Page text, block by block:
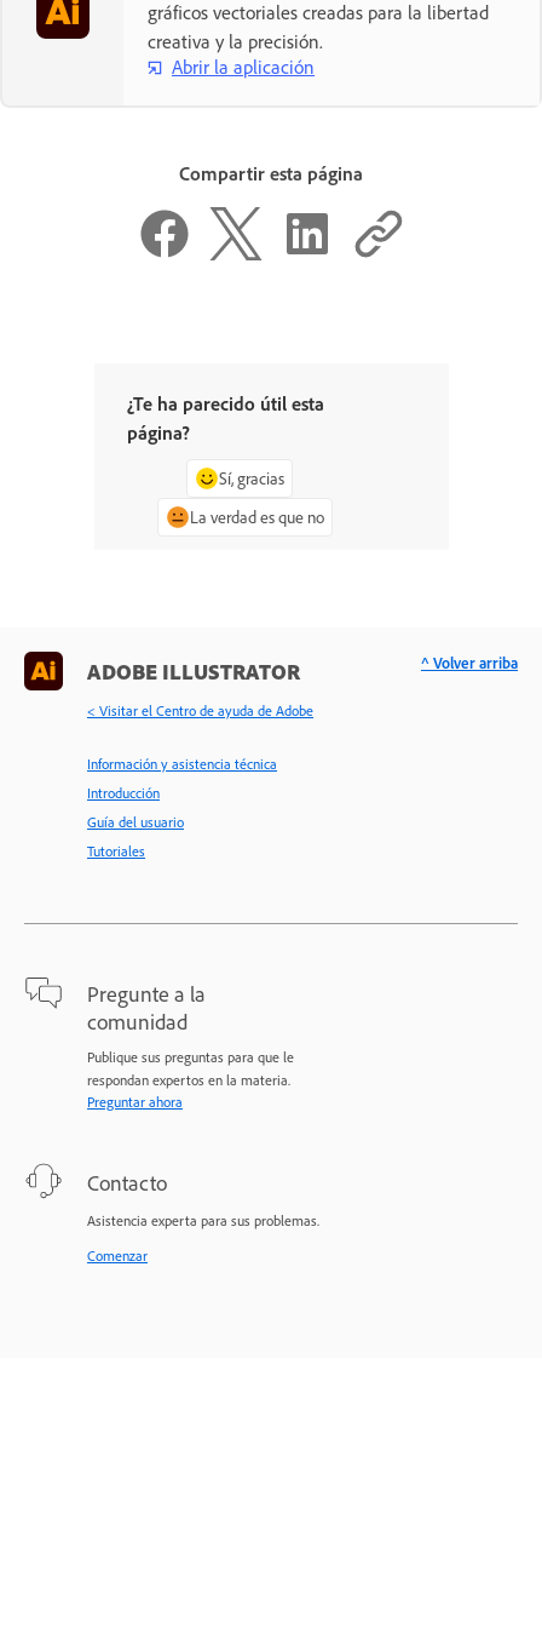
gráficos vectoriales creadas para la libertad
creativa y la precisión.
Abrir la aplicación
Compartir esta página
¿Te ha parecido útil esta
página?
Sí, gracias
La verdad es que no
ADOBE ILLUSTRATOR
< Visitar el Centro de ayuda de Adobe
Información y asistencia técnica
Introducción
Guía del usuario
Tutoriales
Pregunte a la
comunidad
Publique sus preguntas para que le
respondan expertos en la materia.
Preguntar ahora
Contacto
Asistencia experta para sus problemas.
Comenzar
^ Volver arriba